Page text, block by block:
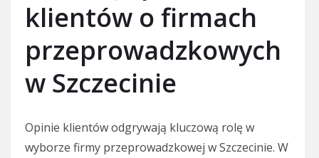
klientów o firmach
przeprowadzkowych
w Szczecinie
Opinie klientów odgrywają kluczową rolę w
wyborze firmy przeprowadzkowej w Szczecinie. W